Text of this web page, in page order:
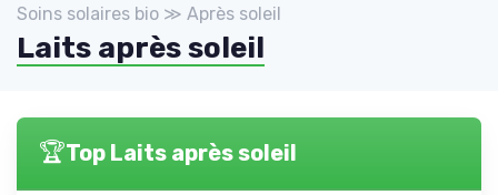
Soins solaires bio ≫ Après soleil
Laits après soleil
🏆Top Laits après soleil